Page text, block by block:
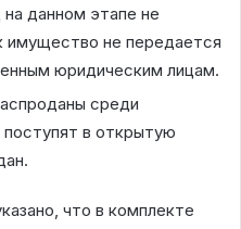
на данном этапе не
имущество не передается
юридическим лицам.
среди
в открытую
что в комплекте